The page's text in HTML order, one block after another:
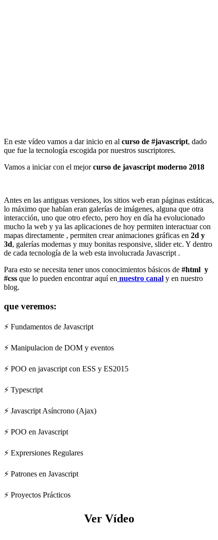
En este vídeo vamos a dar inicio en al curso de #javascript, dado
que fue la tecnología escogida por nuestros suscriptores.
Vamos a iniciar con el mejorcurso de javascript moderno 2018
Antes en las antiguas versiones, los sitios web eran páginas estáticas,
lo máximo que habían eran galerías de imágenes, alguna que otra
interacción, uno que otro efecto, pero hoy en día ha evolucionado
mucho la web y ya las aplicaciones de hoy permiten interactuar con
mapas directamente , permiten crear animaciones gráficas en 2d y
3d, galerías modernas y muy bonitas responsive, slider etc. Y dentro
de cada tecnología de la web esta involucrada Javascript .
Para esto se necesita tener unos conocimientos básicos de #html y
#css que lo pueden encontrar aquí en nuestro canal y en nuestro
blog.
que veremos:
⚡ Fundamentos de Javascript
⚡ Manipulacion de DOM y eventos
⚡ POO en javascript con ESS y ES2015
⚡ Typescript
⚡ Javascript Asíncrono (Ajax)
⚡ POO en Javascript
⚡ Exprersiones Regulares
⚡ Patrones en Javascript
⚡ Proyectos Prácticos
Ver Vídeo